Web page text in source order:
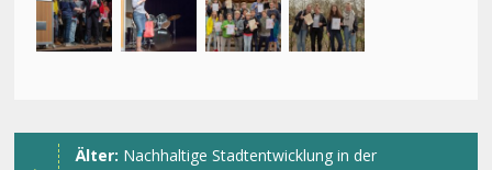
Älter: Nachhaltige Stadtentwicklung in der